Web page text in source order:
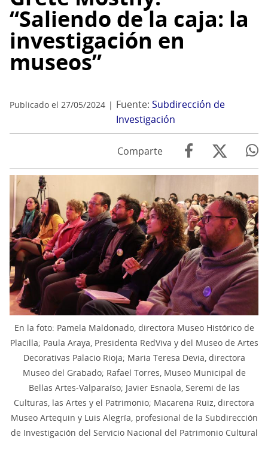
“Saliendo de la caja: la
investigación en
museos”
Publicado el 27/05/2024 Fuente: Subdirección de
Investigación
Comparte
En la foto: Pamela Maldonado, directora Museo Histórico de
Placilla; Paula Araya, Presidenta RedViva y del Museo de Artes
Decorativas Palacio Rioja; Maria Teresa Devia, directora
Museo del Grabado; Rafael Torres, Museo Municipal de
Bellas Artes-Valparaíso; Javier Esnaola, Seremi de las
Culturas, las Artes y el Patrimonio; Macarena Ruiz, directora
Museo Artequin y Luis Alegría, profesional de la Subdirección
de Investigación del Servicio Nacional del Patrimonio Cultural